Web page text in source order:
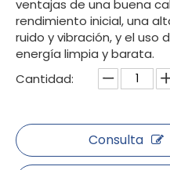
ventajas de una buena
rendimiento inicial, una
ruido y vibración, y el uso
energía limpia y barata.
Cantidad:
Consulta